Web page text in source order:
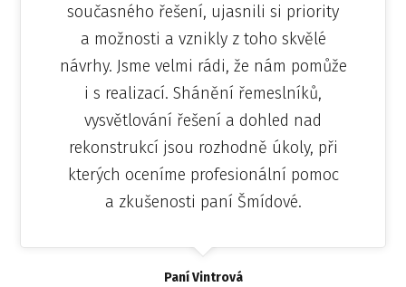
současného řešení, ujasnili si priority
a možnosti a vznikly z toho skvělé
návrhy. Jsme velmi rádi, že nám pomůže
i s realizací. Shánění řemeslníků,
vysvětlování řešení a dohled nad
rekonstrukcí jsou rozhodně úkoly, při
kterých oceníme profesionální pomoc
a zkušenosti paní Šmídové.
Paní Vintrová